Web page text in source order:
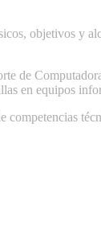
objetivos y
de
en equipos